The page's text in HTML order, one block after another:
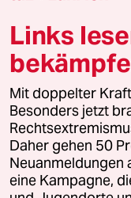
Downloads für
© 2026 taz Verlags
Alle Rechte vorbehalten.
wenden Sie sich bitte an
Feedback
Leitlinie Informant
Links
Mit doppelter
Besonders jetzt
Daher gehen 50
Neuanmeldungen
eine Kampagne,